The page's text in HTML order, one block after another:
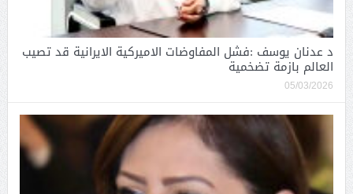
د عدنان يوسف :فشل المفاوضات الاميركية الايرانية قد تصيب
العالم بازمة تضخمية
05/03/2026